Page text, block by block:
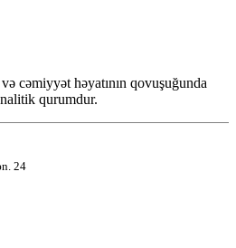
cəmiyyət həyatının qovuşuğunda
qurumdur.
24